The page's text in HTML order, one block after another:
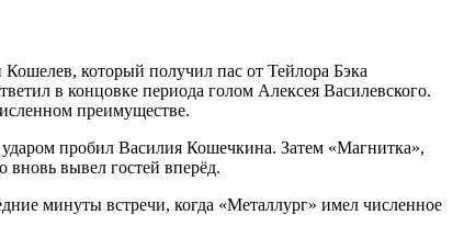
который получил пас от Тейлора Бэка
в концовке периода голом Алексея Василевского.
преимуществе.
пробил Василия Кошечкина. Затем «Магнитка»,
вывел гостей вперёд.
минуты встречи, когда «Металлург» имел численное